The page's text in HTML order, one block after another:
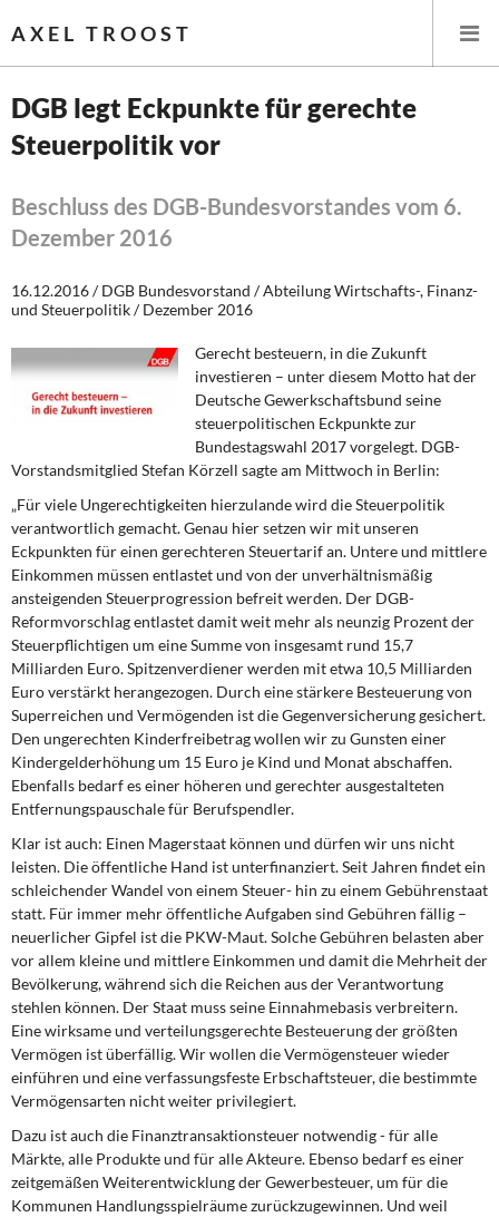
AXEL TROOST
Startseite
Themen
Wirtschaftspolitik
Steuer- und Finanzpolitik
Öffentliche Infrastruktur und Daseinsvorsorge
Eurokrise und Griechenland
DIE LINKE
Weitere Themen
Memo-Gruppe
Institut Solidarische Moderne
Rosa-Luxemburg-Stiftung
Über mich
Kontakt
DGB legt Eckpunkte für gerechte
Steuerpolitik vor
Beschluss des DGB-Bundesvorstandes vom 6.
Dezember 2016
16.12.2016 / DGB Bundesvorstand / Abteilung Wirtschafts-, Finanz-
und Steuerpolitik / Dezember 2016
Gerecht besteuern, in die Zukunft
investieren – unter diesem Motto hat der
Deutsche Gewerkschaftsbund seine
steuerpolitischen Eckpunkte zur
Bundestagswahl 2017 vorgelegt. DGB-
Vorstandsmitglied Stefan Körzell sagte am Mittwoch in Berlin:
„Für viele Ungerechtigkeiten hierzulande wird die Steuerpolitik
verantwortlich gemacht. Genau hier setzen wir mit unseren
Eckpunkten für einen gerechteren Steuertarif an. Untere und mittlere
Einkommen müssen entlastet und von der unverhältnismäßig
ansteigenden Steuerprogression befreit werden. Der DGB-
Reformvorschlag entlastet damit weit mehr als neunzig Prozent der
Steuerpflichtigen um eine Summe von insgesamt rund 15,7
Milliarden Euro. Spitzenverdiener werden mit etwa 10,5 Milliarden
Euro verstärkt herangezogen. Durch eine stärkere Besteuerung von
Superreichen und Vermögenden ist die Gegenversicherung gesichert.
Den ungerechten Kinderfreibetrag wollen wir zu Gunsten einer
Kindergelderhöhung um 15 Euro je Kind und Monat abschaffen.
Ebenfalls bedarf es einer höheren und gerechter ausgestalteten
Entfernungspauschale für Berufspendler.
Klar ist auch: Einen Magerstaat können und dürfen wir uns nicht
leisten. Die öffentliche Hand ist unterfinanziert. Seit Jahren findet ein
schleichender Wandel von einem Steuer- hin zu einem Gebührenstaat
statt. Für immer mehr öffentliche Aufgaben sind Gebühren fällig –
neuerlicher Gipfel ist die PKW-Maut. Solche Gebühren belasten aber
vor allem kleine und mittlere Einkommen und damit die Mehrheit der
Bevölkerung, während sich die Reichen aus der Verantwortung
stehlen können. Der Staat muss seine Einnahmebasis verbreitern.
Eine wirksame und verteilungsgerechte Besteuerung der größten
Vermögen ist überfällig. Wir wollen die Vermögensteuer wieder
einführen und eine verfassungsfeste Erbschaftsteuer, die bestimmte
Vermögensarten nicht weiter privilegiert.
Dazu ist auch die Finanztransaktionsteuer notwendig - für alle
Märkte, alle Produkte und für alle Akteure. Ebenso bedarf es einer
zeitgemäßen Weiterentwicklung der Gewerbesteuer, um für die
Kommunen Handlungsspielräume zurückzugewinnen. Und weil